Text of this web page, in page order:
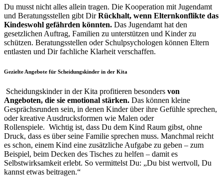
Du musst nicht alles allein tragen. Die Kooperation mit Jugendamt
und Beratungsstellen gibt DirRückhalt, wenn Elternkonflikte das
Kindeswohl gefährden könnten. Das Jugendamt hat den
gesetzlichen Auftrag, Familien zu unterstützen und Kinder zu
schützen. Beratungsstellen oder Schulpsychologen können Eltern
entlasten und Dir fachliche Klarheit verschaffen.
Gezielte Angebote für Scheidungskinder in der Kita
Scheidungskinder in der Kita profitieren besonders von
Angeboten, die sie emotional stärken. Das können kleine
Gesprächsrunden sein, in denen Kinder über ihre Gefühle sprechen,
oder kreative Ausdrucksformen wie Malen oder
Rollenspiele. Wichtig ist, dass Du dem Kind Raum gibst, ohne
Druck, dass es über seine Familie sprechen muss. Manchmal reicht
es schon, einem Kind eine zusätzliche Aufgabe zu geben – zum
Beispiel, beim Decken des Tisches zu helfen – damit es
Selbstwirksamkeit erlebt. So vermittelst Du: „Du bist wertvoll, Du
kannst etwas beitragen.“